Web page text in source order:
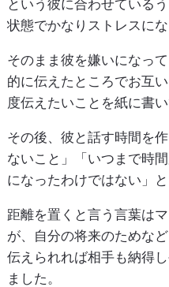
という彼に合わせている
状態でかなりストレスにな
そのまま彼を嫌いになっ
的に伝えたところでお互
度伝えたいことを紙に書
その後、彼と話す時間を
ないこと」「いつまで時
になったわけではない」
距離を置くと言う言葉は
が、自分の将来のためな
伝えられれば相手も納得
ました。